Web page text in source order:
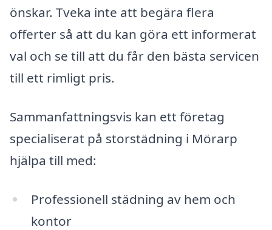
önskar. Tveka inte att begära flera
offerter så att du kan göra ett informerat
val och se till att du får den bästa servicen
till ett rimligt pris.
Sammanfattningsvis kan ett företag
specialiserat på storstädning i Mörarp
hjälpa till med:
Professionell städning av hem och
kontor